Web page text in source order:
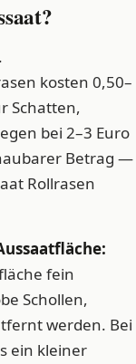
kosten 0,50–
Schatten,
bei 2–3 Euro
Betrag —
Rollrasen
fein
Schollen,
werden. Bei
ein kleiner